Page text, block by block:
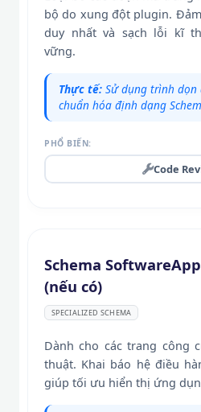
bộ do xung đột plugin.
duy nhất và sạch lỗi kĩ
vững.
Thực tế: Sử dụng trình dọn
chuẩn hóa định dạng
PHỔ BIẾN:
Code
Schema
(nếu có)
SPECIALIZED SCHEMA
Dành cho các trang công
thuật. Khai báo hệ điều
giúp tối ưu hiển thị ứng